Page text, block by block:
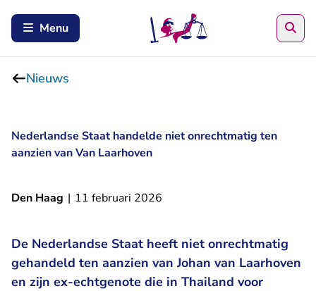
Menu
Nieuws
Nederlandse Staat handelde niet onrechtmatig ten
aanzien van Van Laarhoven
Den Haag | 11 februari 2026
De Nederlandse Staat heeft niet onrechtmatig
gehandeld ten aanzien van Johan van Laarhoven
en zijn ex-echtgenote die in Thailand voor